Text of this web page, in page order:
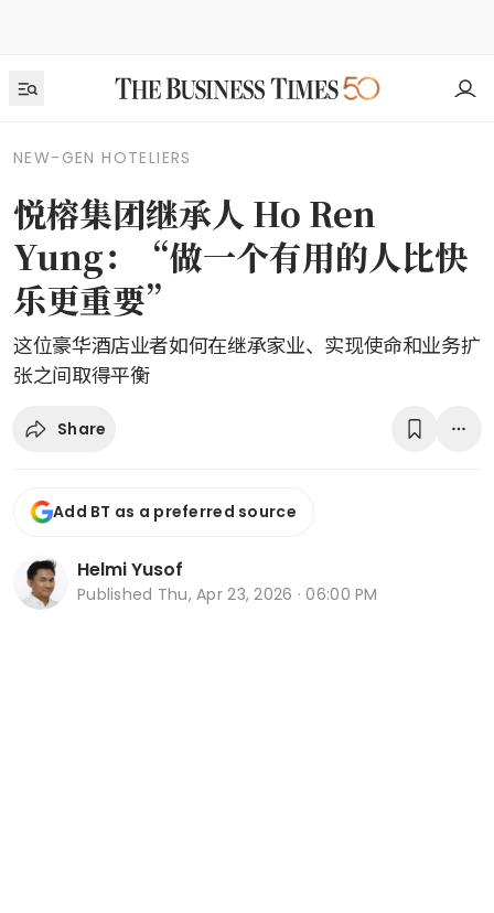
NEW-GEN HOTELIERS
悦榕集团继承人 Ho Ren
Yung：“做一个有用的人比快
乐更重要”
这位豪华酒店业者如何在继承家业、实现使命和业务扩
张之间取得平衡
Share
Add BT as a preferred source
Helmi Yusof
Published Thu, Apr 23, 2026 · 06:00 PM